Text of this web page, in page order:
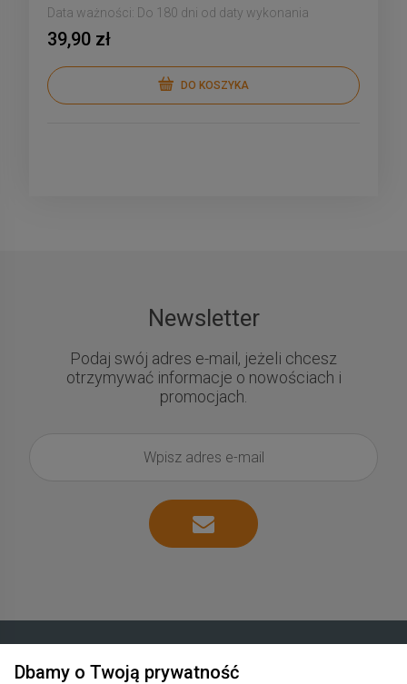
Data ważności: Do 180 dni od daty wykonania
39,90 zł
DO KOSZYKA
Newsletter
Podaj swój adres e-mail, jeżeli chcesz
otrzymywać informacje o nowościach i
promocjach.
Dbamy o Twoją prywatność